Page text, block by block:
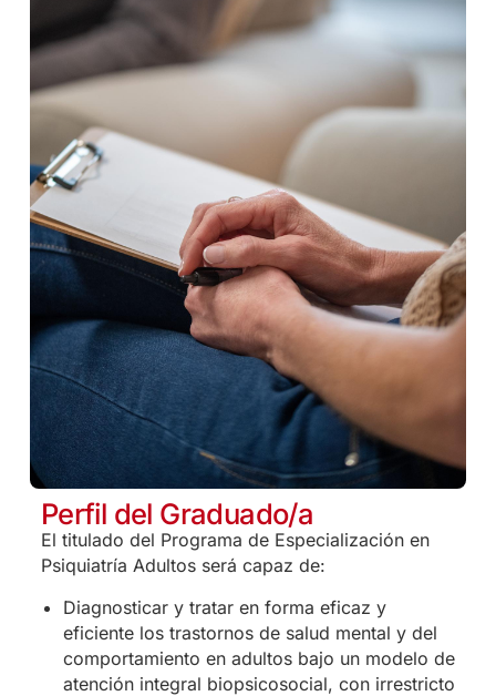
Perfil del Graduado/a
El titulado del Programa de Especialización en
Psiquiatría Adultos será capaz de:
Diagnosticar y tratar en forma eficaz y
eficiente los trastornos de salud mental y del
comportamiento en adultos bajo un modelo de
atención integral biopsicosocial, con irrestricto